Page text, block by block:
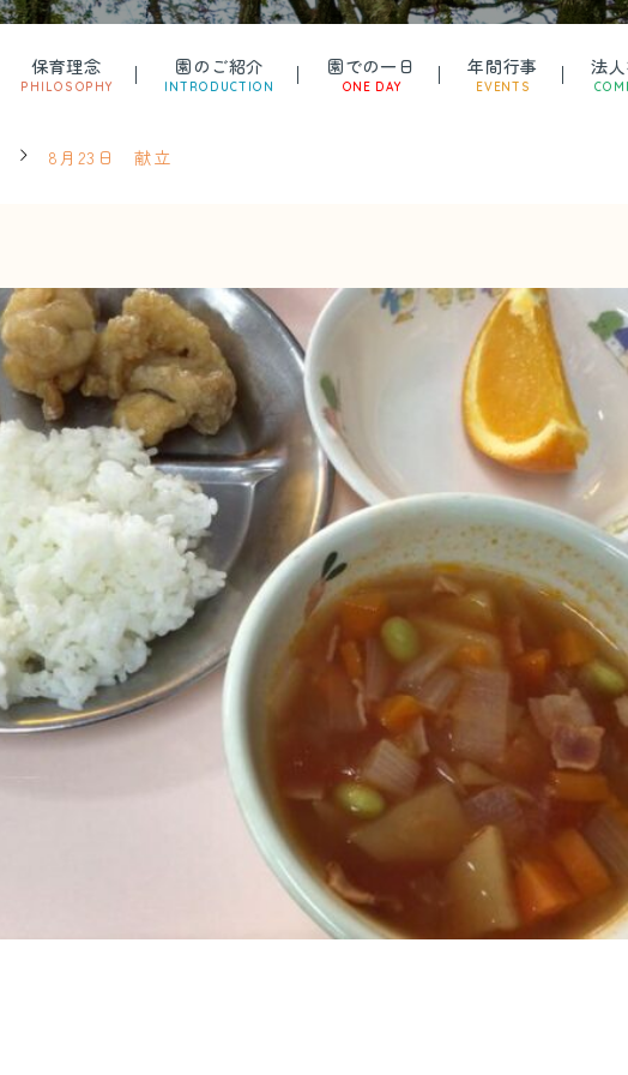
保育理念
PHILOSOPHY
園のご紹介
INTRODUCTION
園での一日
ONE DAY
年間行事
EVENTS
法
8月23日 献立